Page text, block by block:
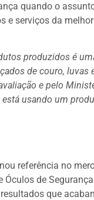
quando o
e serviços da
produzidos é
de couro,
e pelo
usando um
referência no
Óculos de
que